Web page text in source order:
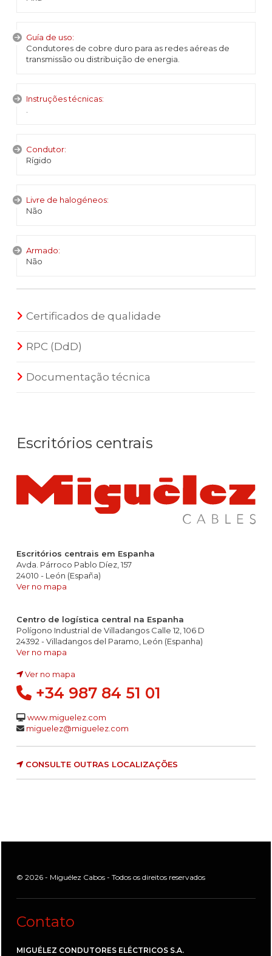
Guía de uso:
Condutores de cobre duro para as redes aéreas de
transmissão ou distribuição de energia.
Instruções técnicas:
Condutor:
Rígido
Livre de halogéneos:
Não
Armado:
Não
Certificados de qualidade
RPC (DdD)
Documentação técnica
Escritórios centrais
Escritórios centrais em Espanha
Avda. Párroco Pablo Díez, 157
24010 - León (España)
Ver no mapa
Centro de logística central na Espanha
Polígono Industrial de Villadangos Calle 12, 106 D
24392 - Villadangos del Paramo, León (Espanha)
Ver no mapa
Ver no mapa
+34 987 84 51 01
www.miguelez.com
miguelez@miguelez.com
CONSULTE OUTRAS LOCALIZAÇÕES
© 2026 - Miguélez Cabos - Todos os direitos reservados
Contato
MIGUÉLEZ CONDUTORES ELÉCTRICOS S.A.